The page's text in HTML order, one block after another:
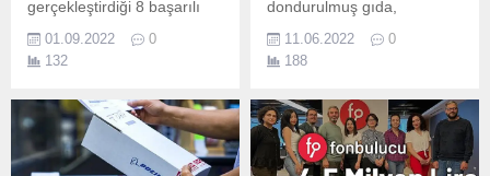
gerçekleştirdiği 8 başarılı
ihraç ve bu ihraçların
sağladığı getiri ve güven
sonrası, Ağustos ayında da
yeni ihracı başarı ile
tamamladı.
01.09.2022
0
132
dondurulmuş gıda,
konserve ve margarin
pazarının lider şirketi
Kerevitaş’ta CEO’luk
getirildi.
11.06.2022
0
188